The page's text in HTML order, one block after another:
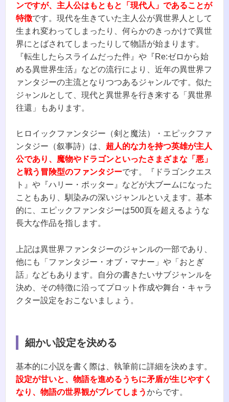
ンですが、主人公はもともと「現代人」であることが
特徴です。現代を生きていた主人公が異世界人として
生まれ変わってしまったり、何らかのきっかけで異世
界にとばされてしまったりして物語が始まります。
『転生したらスライムだった件』や『Re:ゼロから始
める異世界生活』などの流行により、近年の異世界フ
ァンタジーの主流となりつつあるジャンルです。似た
ジャンルとして、現代と異世界を行き来する「異世界
往還」もあります。
ヒロイックファンタジー（剣と魔法）・エピックファ
ンタジー（叙事詩）は、 超人的な力を持つ英雄が主人
公であり、魔物やドラゴンといったさまざまな「悪」
と戦う冒険型のファンタジーです。『ドラゴンクエス
ト』や『ハリー・ポッター』などが大ブームになった
こともあり、馴染みの深いジャンルといえます。基本
的に、エピックファンタジーは500頁を超えるような
長大な作品を指します。
上記は異世界ファンタジーのジャンルの一部であり、
他にも「ファンタジー・オブ・マナー」や「おとぎ
話」などもあります。自分の書きたいサブジャンルを
決め、その特徴に沿ってプロット作成や舞台・キャラ
クター設定をおこないましょう。
細かい設定を決める
基本的に小説を書く際は、執筆前に詳細を決めます。
設定が甘いと、物語を進めるうちに矛盾が生じやすく
なり、物語の世界観がブレてしまうからです。